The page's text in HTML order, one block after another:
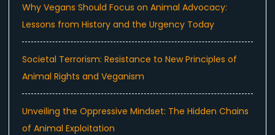
Why Vegans Should Focus on Animal Advocacy:
Lessons from History and the Urgency Today
Societal Terrorism: Resistance to New Principles of
Animal Rights and Veganism
Unveiling the Oppressive Mindset: The Hidden Chains
of Animal Exploitation